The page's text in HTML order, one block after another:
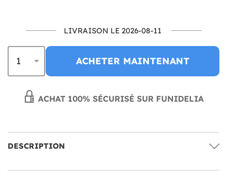
LIVRAISON LE 2026-08-11
ACHETER MAINTENANT
ACHAT 100% SÉCURISÉ SUR FUNIDELIA
DESCRIPTION